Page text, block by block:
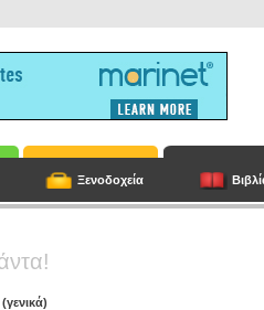
Ξενοδοχεία